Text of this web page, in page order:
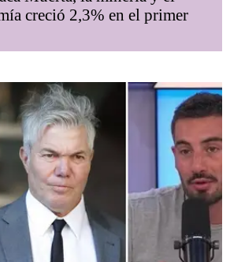
creció 2,3% en el primer